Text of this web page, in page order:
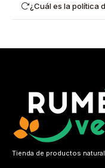
¿Cuál es la política
Tienda de productos